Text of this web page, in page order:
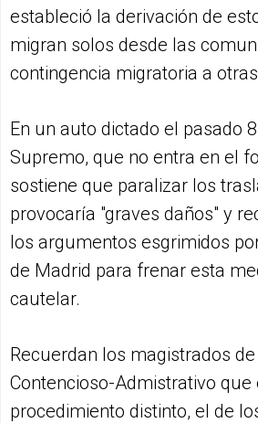
estableció la derivación de
migran solos desde las
contingencia migratoria a
En un auto dictado el pasado
Supremo, que no entra en el
sostiene que paralizar los
provocaría "graves daños" y
los argumentos esgrimidos
de Madrid para frenar esta
cautelar.
Recuerdan los magistrados
Contencioso-Admistrativo que
procedimiento distinto, el de